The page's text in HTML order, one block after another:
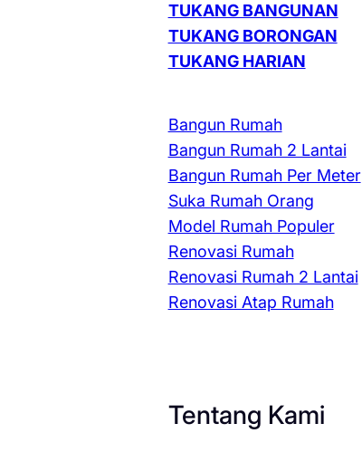
TUKANG BANGUNAN
TUKANG BORONGAN
TUKANG HARIAN
Bangun Rumah
Bangun Rumah 2 Lantai
Bangun Rumah Per Meter
Suka Rumah Orang
Model Rumah Populer
Renovasi Rumah
Renovasi Rumah 2 Lantai
Renovasi Atap Rumah
Tentang Kami